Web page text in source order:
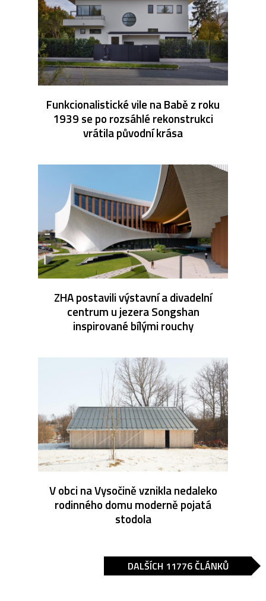
Funkcionalistické vile na Babě z roku
1939 se po rozsáhlé rekonstrukci
vrátila původní krása
ZHA postavili výstavní a divadelní
centrum u jezera Songshan
inspirované bílými rouchy
V obci na Vysočině vznikla nedaleko
rodinného domu moderně pojatá
stodola
DALŠÍCH 11776 ČLÁNKŮ